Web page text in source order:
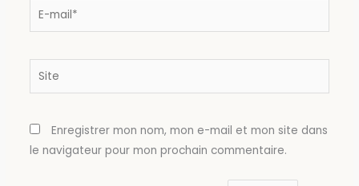
E-
mail*
Site
Enregistrer mon nom, mon e-mail et mon site dans
le navigateur pour mon prochain commentaire.